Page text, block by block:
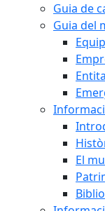
Guia de
Guia del
El